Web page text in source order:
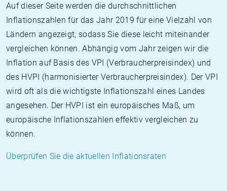
Auf dieser Seite werden die durchschnittlichen
Inflationszahlen für das Jahr 2019 für eine Vielzahl von
Ländern angezeigt, sodass Sie diese leicht miteinander
vergleichen können. Abhängig vom Jahr zeigen wir die
Inflation auf Basis des VPI (Verbraucherpreisindex) und
des HVPI (harmonisierter Verbraucherpreisindex). Der VPI
wird oft als die wichtigste Inflationszahl eines Landes
angesehen. Der HVPI ist ein europäisches Maß, um
europäische Inflationszahlen effektiv vergleichen zu
können.
Überprüfen Sie die aktuellen Inflationsraten